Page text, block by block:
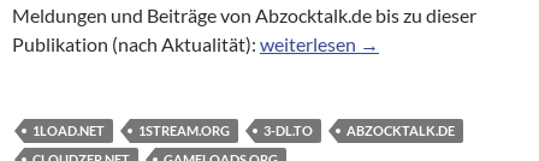
Meldungen und Beiträge von Abzocktalk.de bis zu dieser
Publikation (nach Aktualität): Abzocktalk zum 01.08.2013
weiterlesen →
1LOAD.NET 1STREAM.ORG 3-DL.TO
ABZOCKTALK.DE